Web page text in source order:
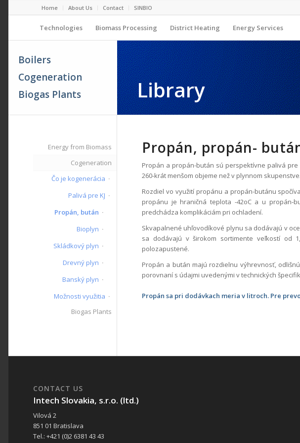
Home About Us Contact SINBIO
Technologies Biomass Processing District Heating Energy Services
Library
Boilers
Cogeneration
Biogas Plants
Propán, propán-
Propán a propán-bután sú perspektívne palivá
260-krát menšom objeme než v plynnom
Rozdiel vo využití propánu a propán-butánu
propánu je hraničná teplota -42oC a u propán-
predchádza komplikáciám pri ochladení.
Skvapalnené uhľovodíkové plynu sa dodávajú v
sa dodávajú v širokom sortimente veľkostí od
polozapustené.
Propán a bután majú rozdielnu výhrevnosť,
porovnaní s údajmi uvedenými v technických
Propán sa pri dodávkach meria v litroch. Pre
Energy from Biomass
Cogeneration
Čo je kogenerácia
Palivá pre KJ
Propán, bután
Bioplyn
Skládkový plyn
Drevný plyn
Banský plyn
Možnosti využitia
Biogas Plants
CONTACT US
Intech Slovakia, s.r.o. (ltd.)
Vilová 2
851 01 Bratislava
Tel.: +421 (0)2 6381 43 43